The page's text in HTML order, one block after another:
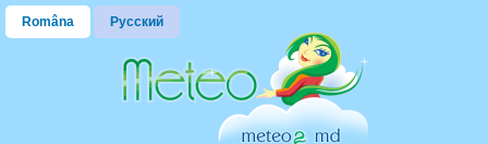
Româna Русский